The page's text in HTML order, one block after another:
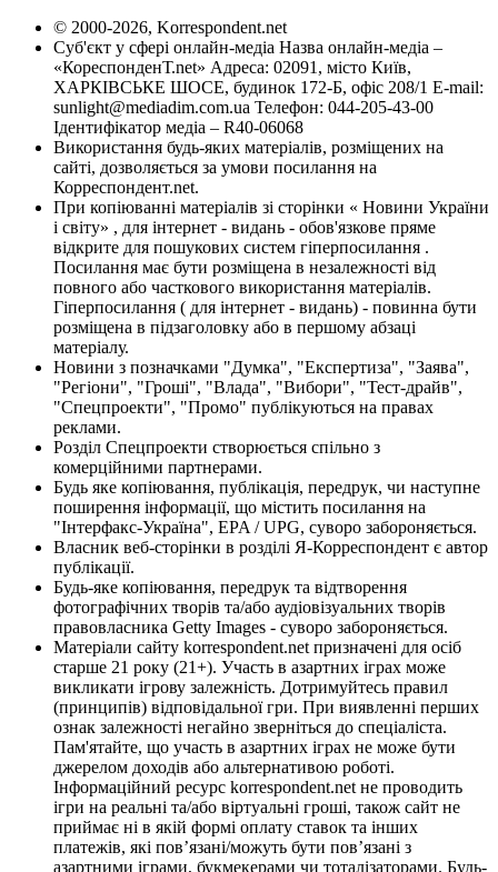
© 2000-2026, Korrespondent.net
Суб'єкт у сфері онлайн-медіа Назва онлайн-медіа –
«КореспонденТ.net» Адреса: 02091, місто Київ,
ХАРКІВСЬКЕ ШОСЕ, будинок 172-Б, офіс 208/1 E-mail:
sunlight@mediadim.com.ua Телефон: 044-205-43-00
Ідентифікатор медіа – R40-06068
Використання будь-яких матеріалів, розміщених на
сайті, дозволяється за умови посилання на
Корреспондент.net.
При копіюванні матеріалів зі сторінки « Новини України
і світу» , для інтернет - видань - обов'язкове пряме
відкрите для пошукових систем гіперпосилання .
Посилання має бути розміщена в незалежності від
повного або часткового використання матеріалів.
Гіперпосилання ( для інтернет - видань) - повинна бути
розміщена в підзаголовку або в першому абзаці
матеріалу.
Новини з позначками "Думка", "Експертиза", "Заява",
"Регіони", "Гроші", "Влада", "Вибори", "Тест-драйв",
"Спецпроекти", "Промо" публікуються на правах
реклами.
Розділ Спецпроекти створюється спільно з
комерційними партнерами.
Будь яке копіювання, публікація, передрук, чи наступне
поширення інформації, що містить посилання на
"Інтерфакс-Україна", EPA / UPG, суворо забороняється.
Власник веб-сторінки в розділі Я-Корреспондент є автор
публікації.
Будь-яке копіювання, передрук та відтворення
фотографічних творів та/або аудіовізуальних творів
правовласника Getty Images - суворо забороняється.
Матеріали сайту korrespondent.net призначені для осіб
старше 21 року (21+). Участь в азартних іграх може
викликати ігрову залежність. Дотримуйтесь правил
(принципів) відповідальної гри. При виявленні перших
ознак залежності негайно зверніться до спеціаліста.
Пам'ятайте, що участь в азартних іграх не може бути
джерелом доходів або альтернативою роботі.
Інформаційний ресурс korrespondent.net не проводить
ігри на реальні та/або віртуальні гроші, також сайт не
приймає ні в якій формі оплату ставок та інших
платежів, які пов’язані/можуть бути пов’язані з
азартними іграми, букмекерами чи тоталізаторами. Будь-